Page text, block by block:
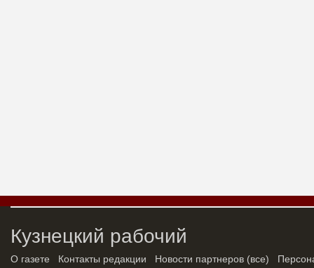
Кузнецкий рабочий
О газете Контакты редакции Новости партнеров (все)